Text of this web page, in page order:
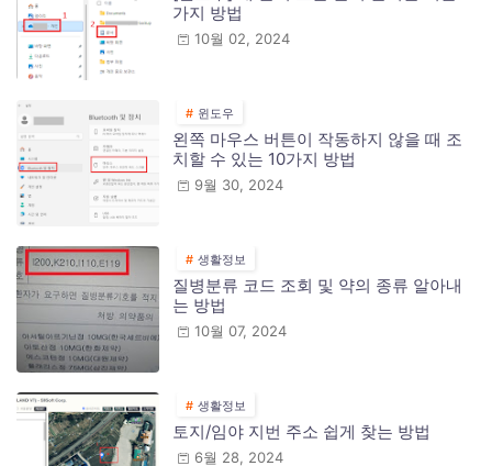
가지 방법
10월 02, 2024
윈도우
왼쪽 마우스 버튼이 작동하지 않을 때 조
치할 수 있는 10가지 방법
9월 30, 2024
생활정보
질병분류 코드 조회 및 약의 종류 알아내
는 방법
10월 07, 2024
생활정보
토지/임야 지번 주소 쉽게 찾는 방법
6월 28, 2024